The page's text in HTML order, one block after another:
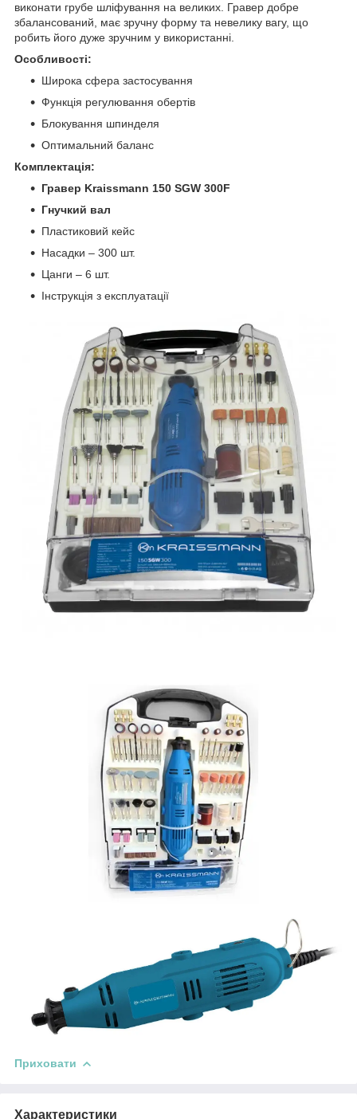
виконати грубе шліфування на великих. Гравер добре
збалансований, має зручну форму та невелику вагу, що
робить його дуже зручним у використанні.
Особливості:
Широка сфера застосування
Функція регулювання обертів
Блокування шпинделя
Оптимальний баланс
Комплектація:
Гравер Kraissmann 150 SGW 300F
Гнучкий вал
Пластиковий кейс
Насадки – 300 шт.
Цанги – 6 шт.
Інструкція з експлуатації
Приховати
Характеристики